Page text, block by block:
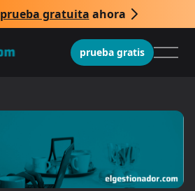
prueba gratuita ahora
prueba gratis